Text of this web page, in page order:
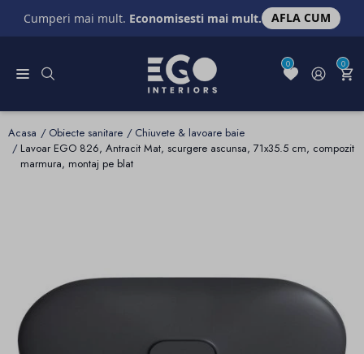
Cumperi mai mult. Economisesti mai mult. AFLA CUM
0 0
Acasa Obiecte sanitare
Chiuvete & lavoare baie
Lavoar EGO 826, Antracit Mat, scurgere ascunsa, 71x35.5 cm, compozit
marmura, montaj pe blat